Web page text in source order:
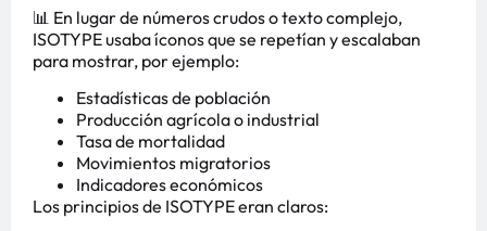
📊 En lugar de números crudos o texto complejo,
ISOTYPE usaba íconos que se repetían y escalaban
para mostrar, por ejemplo:
Estadísticas de población
Producción agrícola o industrial
Tasa de mortalidad
Movimientos migratorios
Indicadores económicos
Los principios de ISOTYPE eran claros: